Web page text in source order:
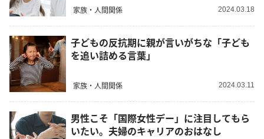
家族・人間関係 2024.03.18
子どもの反抗期に親が言いがちな「子ども
を追い詰める言葉」
家族・人間関係 2024.03.11
男性こそ「国際女性デー」に注目してもら
いたい。夫婦のキャリアのおはなし